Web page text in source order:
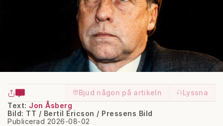
Bjud någon på artikeln
Lyssna
Text: Jon Åsberg
Publicerad 2026-08-02
Bild: TT / Bertil Ericson / Pressens Bild